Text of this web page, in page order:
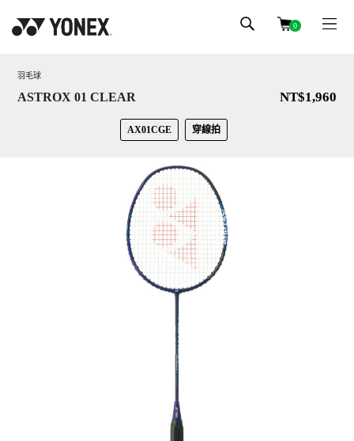
0
羽毛球
ASTROX 01 CLEAR NT$1,960
AX01CGE 穿線拍